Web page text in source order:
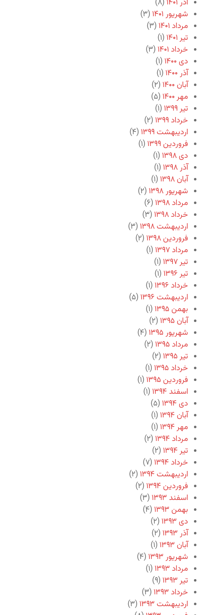
آذر ۱۴۰۱
(۸)
شهریور ۱۴۰۱
(۳)
مرداد ۱۴۰۱
(۳)
تیر ۱۴۰۱
(۱)
خرداد ۱۴۰۱
(۳)
دی ۱۴۰۰
(۱)
آذر ۱۴۰۰
(۱)
آبان ۱۴۰۰
(۲)
مهر ۱۴۰۰
(۵)
تیر ۱۳۹۹
(۱)
خرداد ۱۳۹۹
(۲)
اردیبهشت ۱۳۹۹
(۴)
فروردین ۱۳۹۹
(۱)
دی ۱۳۹۸
(۱)
آذر ۱۳۹۸
(۱)
آبان ۱۳۹۸
(۱)
شهریور ۱۳۹۸
(۲)
مرداد ۱۳۹۸
(۶)
خرداد ۱۳۹۸
(۳)
اردیبهشت ۱۳۹۸
(۳)
فروردین ۱۳۹۸
(۲)
مرداد ۱۳۹۷
(۱)
تیر ۱۳۹۷
(۱)
تیر ۱۳۹۶
(۱)
خرداد ۱۳۹۶
(۱)
اردیبهشت ۱۳۹۶
(۵)
بهمن ۱۳۹۵
(۱)
آبان ۱۳۹۵
(۲)
شهریور ۱۳۹۵
(۴)
مرداد ۱۳۹۵
(۲)
تیر ۱۳۹۵
(۲)
خرداد ۱۳۹۵
(۱)
فروردین ۱۳۹۵
(۱)
اسفند ۱۳۹۴
(۱)
دی ۱۳۹۴
(۵)
آبان ۱۳۹۴
(۱)
مهر ۱۳۹۴
(۱)
مرداد ۱۳۹۴
(۲)
تیر ۱۳۹۴
(۲)
خرداد ۱۳۹۴
(۷)
اردیبهشت ۱۳۹۴
(۲)
فروردین ۱۳۹۴
(۲)
اسفند ۱۳۹۳
(۳)
بهمن ۱۳۹۳
(۴)
دی ۱۳۹۳
(۲)
آذر ۱۳۹۳
(۲)
آبان ۱۳۹۳
(۱)
شهریور ۱۳۹۳
(۴)
مرداد ۱۳۹۳
(۱)
تیر ۱۳۹۳
(۹)
خرداد ۱۳۹۳
(۳)
اردیبهشت ۱۳۹۳
(۳)